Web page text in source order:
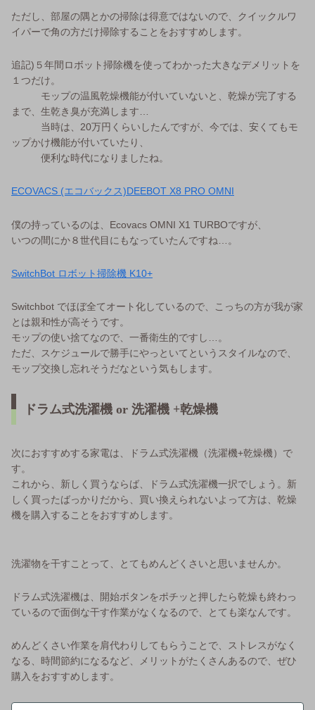
ただし、部屋の隅とかの掃除は得意ではないので、クイックルワ
イパーで角の方だけ掃除することをおすすめします。
追記)５年間ロボット掃除機を使ってわかった大きなデメリットを
１つだけ。
モップの温風乾燥機能が付いていないと、乾燥が完了する
まで、生乾き臭が充満します…
当時は、20万円くらいしたんですが、今では、安くてもモ
ップかけ機能が付いていたり、
便利な時代になりましたね。
ECOVACS (エコバックス)DEEBOT X8 PRO OMNI
僕の持っているのは、Ecovacs OMNI X1 TURBOですが、
いつの間にか８世代目にもなっていたんですね…。
SwitchBot ロボット掃除機 K10+
Switchbot でほぼ全てオート化しているので、こっちの方が我が家
とは親和性が高そうです。
モップの使い捨てなので、一番衛生的ですし…。
ただ、スケジュールで勝手にやっといてというスタイルなので、
モップ交換し忘れそうだなという気もします。
ドラム式洗濯機 or 洗濯機 +乾燥機
次におすすめする家電は、ドラム式洗濯機（洗濯機+乾燥機）で
す。
これから、新しく買うならば、ドラム式洗濯機一択でしょう。新
しく買ったばっかりだから、買い換えられないよって方は、乾燥
機を購入することをおすすめします。
洗濯物を干すことって、とてもめんどくさいと思いませんか。
ドラム式洗濯機は、開始ボタンをポチッと押したら乾燥も終わっ
ているので面倒な干す作業がなくなるので、とても楽なんです。
めんどくさい作業を肩代わりしてもらうことで、ストレスがなく
なる、時間節約になるなど、メリットがたくさんあるので、ぜひ
購入をおすすめします。